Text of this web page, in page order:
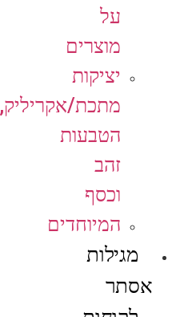
על
מוצרים
יציקות
מתכת/אקריליק,
הטבעות
זהב
וכסף
המיוחדים
מגילות
אסתר